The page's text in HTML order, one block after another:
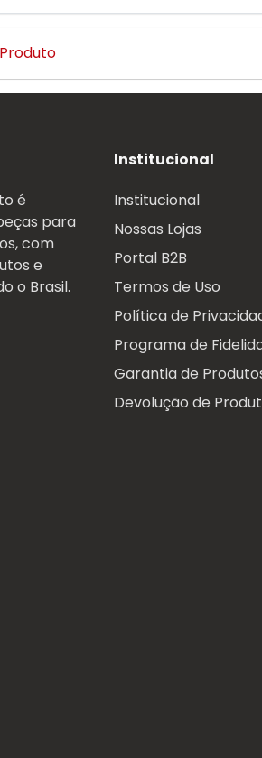
é
para
com
e
o Brasil.
Institucional
Institucional
Nossas Lojas
Portal B2B
Termos de Uso
Política de
Programa de
Garantia de
Devolução de